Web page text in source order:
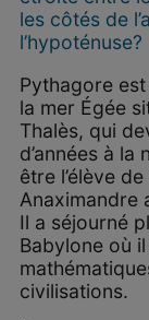
les côtés de
l’hypoténuse?
Pythagore
la mer Égée
Thalès, qui
d’années à
être l’élève
Anaximandre
Il a séjourné
Babylone où
civilisations.